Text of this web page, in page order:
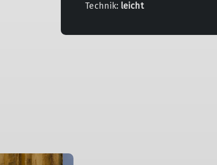
Technik: leicht